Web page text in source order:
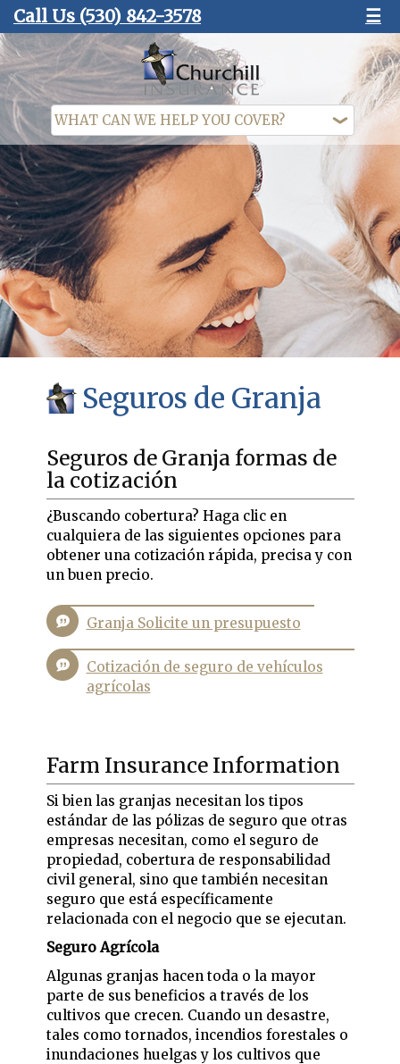
Call Us (530) 842-3578 ☰
Seguros de Granja
Seguros de Granja formas de
la cotización
¿Buscando cobertura? Haga clic en
cualquiera de las siguientes opciones para
obtener una cotización rápida, precisa y con
un buen precio.
Granja Solicite un presupuesto
Cotización de seguro de vehículos
agrícolas
Farm Insurance Information
Si bien las granjas necesitan los tipos
estándar de las pólizas de seguro que otras
empresas necesitan, como el seguro de
propiedad, cobertura de responsabilidad
civil general, sino que también necesitan
seguro que está específicamente
relacionada con el negocio que se ejecutan.
Seguro Agrícola
Algunas granjas hacen toda o la mayor
parte de sus beneficios a través de los
cultivos que crecen. Cuando un desastre,
tales como tornados, incendios forestales o
inundaciones huelgas y los cultivos que